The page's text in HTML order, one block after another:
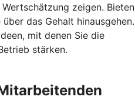
zeigen. Bieten
das Gehalt hinausgehen.
mit denen Sie die
stärken.